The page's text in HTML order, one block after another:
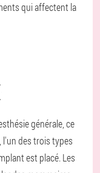
qui affectent la
générale, ce
l'un des trois types
est placé. Les